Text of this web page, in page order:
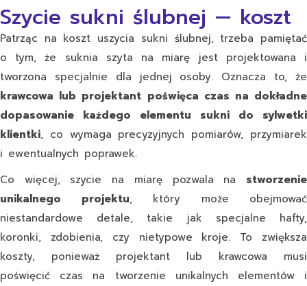
Szycie sukni ślubnej — koszt
Patrząc na koszt uszycia sukni ślubnej, trzeba pamiętać
o tym, że suknia szyta na miarę jest projektowana i
tworzona specjalnie dla jednej osoby. Oznacza to, że
krawcowa lub projektant poświęca czas na dokładne
dopasowanie każdego elementu sukni do sylwetki
klientki, co wymaga precyzyjnych pomiarów, przymiarek
i ewentualnych poprawek.
Co więcej, szycie na miarępozwala na stworzenie
unikalnego projektu, który może obejmować
niestandardowe detale, takie jak specjalne hafty,
koronki, zdobienia, czy nietypowe kroje. To zwiększa
koszty, ponieważ projektant lub krawcowa musi
poświęcić czas na tworzenie unikalnych elementów i